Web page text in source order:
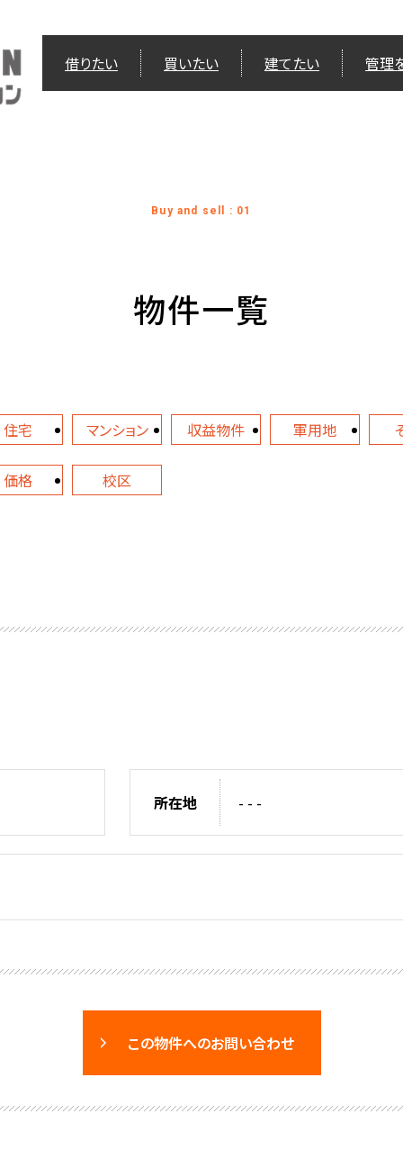
借りたい 買いたい 建てたい 管理
Buy and sell : 01
物件一覧
住宅 マンション 収益物件 軍用地
価格 校区
所在地 - - -
この物件へのお問い合わせ